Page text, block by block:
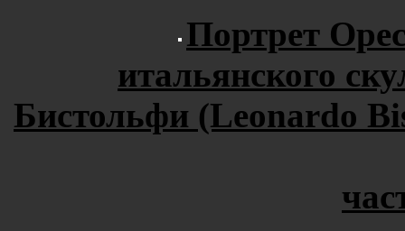
Портрет
итальянского
Бистольфи (Leonardo